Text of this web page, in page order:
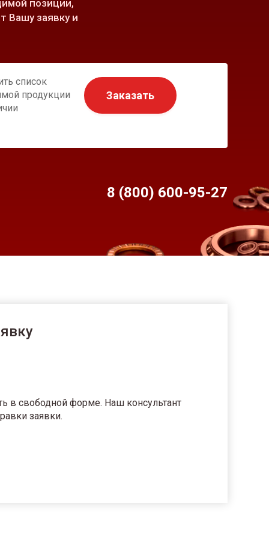
позиции,
Вашу заявку и
список
продукции
Заказать
8 (800) 600-95-27
в свободной форме. Наш консультант
заявки.